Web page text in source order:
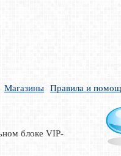
Магазины Правила и
блоке VIP-